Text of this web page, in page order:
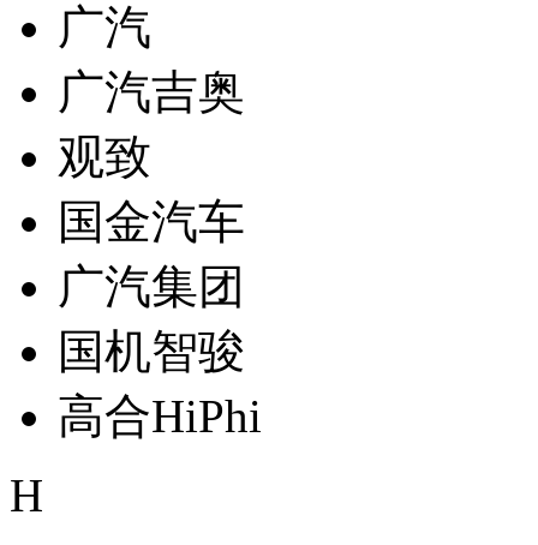
广汽
广汽吉奥
观致
国金汽车
广汽集团
国机智骏
高合HiPhi
H